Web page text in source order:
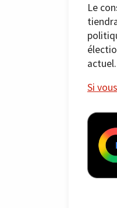
Le
actuel.
Si